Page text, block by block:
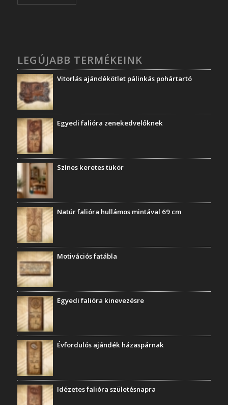
LEGÚJABB TERMÉKEINK
Vitorlás ajándékötlet pálinkás pohártartó
Egyedi falióra zenekedvelőknek
Színes keretes tükör
Natúr falióra hullámos mintával 69 cm
Motivációs fatábla
Egyedi falióra kinevezésre
Évfordulós ajándék házaspárnak
Idézetes falióra születésnapra